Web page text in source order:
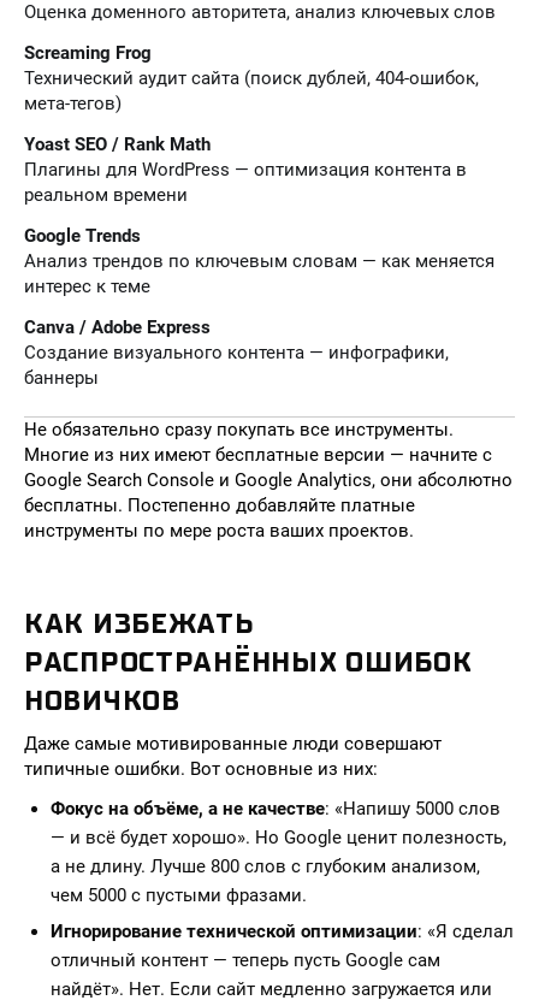
Оценка доменного авторитета, анализ ключевых слов
Screaming Frog
Технический аудит сайта (поиск дублей, 404-ошибок,
мета-тегов)
Yoast SEO / Rank Math
Плагины для WordPress — оптимизация контента в
реальном времени
Google Trends
Анализ трендов по ключевым словам — как меняется
интерес к теме
Canva / Adobe Express
Создание визуального контента — инфографики,
баннеры
Не обязательно сразу покупать все инструменты.
Многие из них имеют бесплатные версии — начните с
Google Search Console и Google Analytics, они абсолютно
бесплатны. Постепенно добавляйте платные
инструменты по мере роста ваших проектов.
КАК ИЗБЕЖАТЬ
РАСПРОСТРАНЁННЫХ ОШИБОК
НОВИЧКОВ
Даже самые мотивированные люди совершают
типичные ошибки. Вот основные из них:
Фокус на объёме, а не качестве: «Напишу 5000 слов
— и всё будет хорошо». Но Google ценит полезность,
а не длину. Лучше 800 слов с глубоким анализом,
чем 5000 с пустыми фразами.
Игнорирование технической оптимизации: «Я сделал
отличный контент — теперь пусть Google сам
найдёт». Нет. Если сайт медленно загружается или